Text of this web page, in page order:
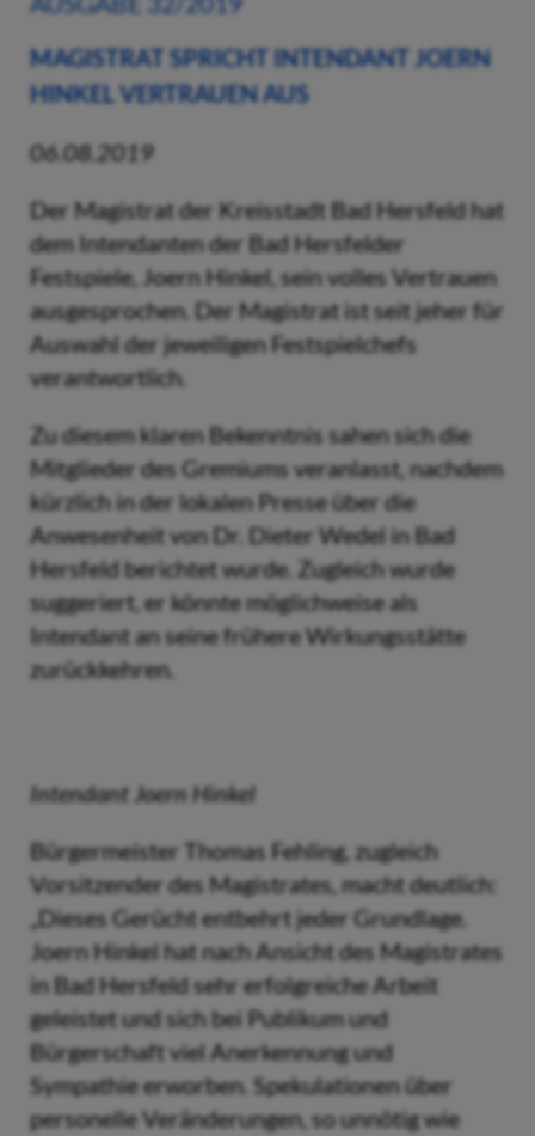
MAGISTRAT SPRICHT INTENDANT JOERN
HINKEL VERTRAUEN AUS
06.08.2019
Der Magistrat der Kreisstadt Bad Hersfeld hat
dem Intendanten der Bad Hersfelder
Festspiele, Joern Hinkel, sein volles Vertrauen
ausgesprochen. Der Magistrat ist seit jeher für
Auswahl der jeweiligen Festspielchefs
verantwortlich.
Zu diesem klaren Bekenntnis sahen sich die
Mitglieder des Gremiums veranlasst, nachdem
kürzlich in der lokalen Presse über die
Anwesenheit von Dr. Dieter Wedel in Bad
Hersfeld berichtet wurde. Zugleich wurde
suggeriert, er könnte möglichweise als
Intendant an seine frühere Wirkungsstätte
zurückkehren.
Intendant Joern Hinkel
Bürgermeister Thomas Fehling, zugleich
Vorsitzender des Magistrates, macht deutlich:
„Dieses Gerücht entbehrt jeder Grundlage.
Joern Hinkel hat nach Ansicht des Magistrates
in Bad Hersfeld sehr erfolgreiche Arbeit
geleistet und sich bei Publikum und
Bürgerschaft viel Anerkennung und
Sympathie erworben. Spekulationen über
personelle Veränderungen, so unnötig wie